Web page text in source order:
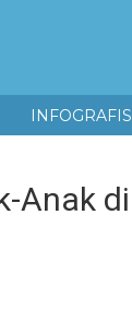
INFOGRAFIS
Anak di